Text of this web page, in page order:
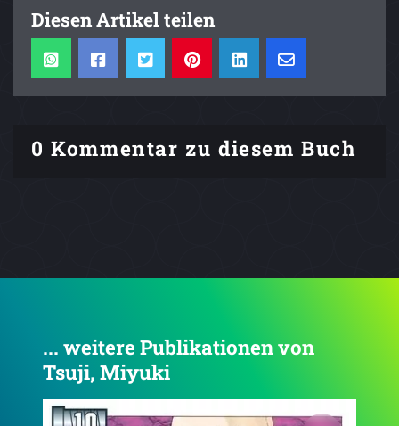
Diesen Artikel teilen
0 Kommentar zu diesem Buch
... weitere Publikationen von
Tsuji, Miyuki